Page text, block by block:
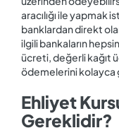
aracılığı ile yapmak
banklardan direkt
ilgili bankaların
ücreti, değerli kağıt
ödemelerini kolayca
Ehliyet
Gereklidir?